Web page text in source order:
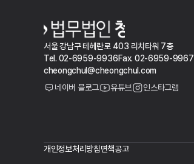
서울 강남구 테헤란로 403 리치타워 7층
Tel. 02-6959-9936Fax. 02-6959-9967
cheongchul@cheongchul.com
네이버 블로그
유튜브 인스타그램
개인정보처리방침면책공고